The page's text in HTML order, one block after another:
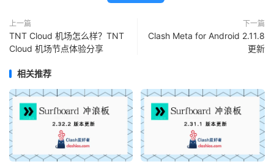
上一篇
TNT Cloud 机场怎么样？TNT
Cloud 机场节点体验分享
下一篇
Clash Meta for Android 2.11.8
更新
相关推荐